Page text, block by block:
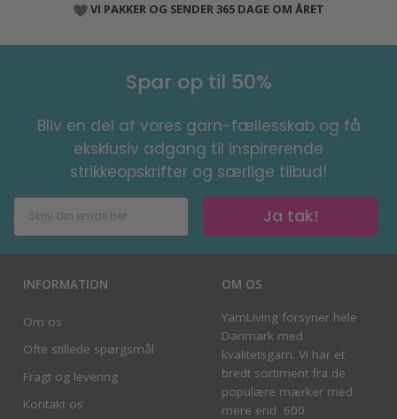
VI PAKKER OG SENDER 365 DAGE OM ÅRET
Spar op til 50%
Bliv en del af vores garn-fællesskab og få
eksklusiv adgang til inspirerende
strikkeopskrifter og særlige tilbud!
Ja tak!
INFORMATION
Om os
Ofte stillede spørgsmål
Fragt og levering
Kontakt os
OM OS
YarnLiving forsyner hele
Danmark med
kvalitetsgarn. Vi har et
bredt sortiment fra de
populære mærker med
mere end 600